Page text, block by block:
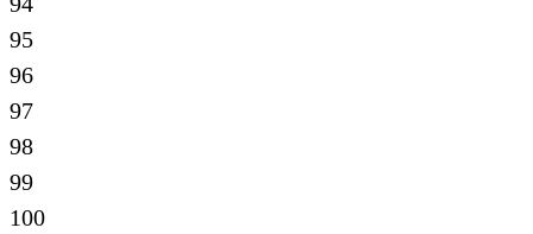
95
96
97
98
99
100